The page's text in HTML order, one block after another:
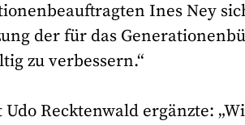
Ines Ney
der für das
zu verbessern.“
Recktenwald ergänzte: